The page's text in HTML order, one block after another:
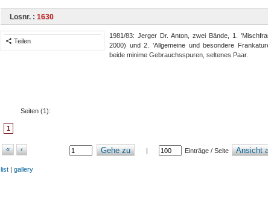
Losnr. : 1630
Teilen
1981/83: Jerger Dr. Anton, zwei Bände, 1.
2000) und 2. 'Allgemeine und besondere
beide minime Gebrauchsspuren, seltenes Paar.
Seiten (1):
1
« ‹ Gehe zu | Einträge / Seite Ansicht
list | gallery